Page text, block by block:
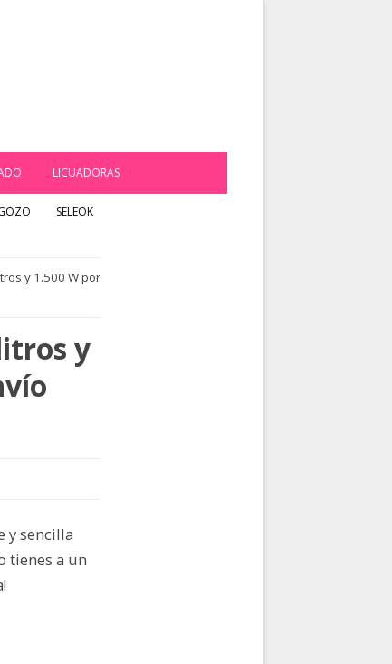
LICUADORAS
SELEOK
y 1.500 W por
y
y sencilla
tienes a un